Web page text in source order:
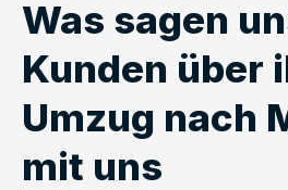
Was sagen
Kunden über
Umzug nach
mit uns